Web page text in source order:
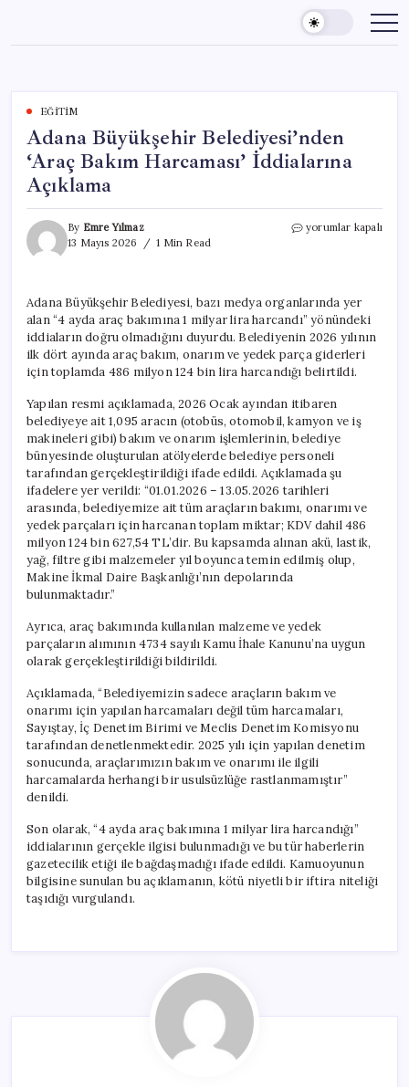
content
EĞITIM
Adana Büyükşehir Belediyesi’nden
‘Araç Bakım Harcaması’ İddialarına
Açıklama
By Emre Yılmaz
13 Mayıs 2026
1 Min Read
Adana
Harcaması’
İddialarına
Açıklama
için
yorumlar kapalı
Adana Büyükşehir Belediyesi, bazı medya organlarında yer
alan “4 ayda araç bakımına 1 milyar lira harcandı” yönündeki
iddiaların doğru olmadığını duyurdu. Belediyenin 2026 yılının
ilk dört ayında araç bakım, onarım ve yedek parça giderleri
için toplamda 486 milyon 124 bin lira harcandığı belirtildi.
Yapılan resmi açıklamada, 2026 Ocak ayından itibaren
belediyeye ait 1,095 aracın (otobüs, otomobil, kamyon ve iş
makineleri gibi) bakım ve onarım işlemlerinin, belediye
bünyesinde oluşturulan atölyelerde belediye personeli
tarafından gerçekleştirildiği ifade edildi. Açıklamada şu
ifadelere yer verildi: “01.01.2026 – 13.05.2026 tarihleri
arasında, belediyemize ait tüm araçların bakımı, onarımı ve
yedek parçaları için harcanan toplam miktar; KDV dahil 486
milyon 124 bin 627,54 TL’dir. Bu kapsamda alınan akü, lastik,
yağ, filtre gibi malzemeler yıl boyunca temin edilmiş olup,
Makine İkmal Daire Başkanlığı’nın depolarında
bulunmaktadır.”
Ayrıca, araç bakımında kullanılan malzeme ve yedek
parçaların alımının 4734 sayılı Kamu İhale Kanunu’na uygun
olarak gerçekleştirildiği bildirildi.
Açıklamada, “Belediyemizin sadece araçların bakım ve
onarımı için yapılan harcamaları değil tüm harcamaları,
Sayıştay, İç Denetim Birimi ve Meclis Denetim Komisyonu
tarafından denetlenmektedir. 2025 yılı için yapılan denetim
sonucunda, araçlarımızın bakım ve onarımı ile ilgili
harcamalarda herhangi bir usulsüzlüğe rastlanmamıştır”
denildi.
Son olarak, “4 ayda araç bakımına 1 milyar lira harcandığı”
iddialarının gerçekle ilgisi bulunmadığı ve bu tür haberlerin
gazetecilik etiği ile bağdaşmadığı ifade edildi. Kamuoyunun
bilgisine sunulan bu açıklamanın, kötü niyetli bir iftira niteliği
taşıdığı vurgulandı.